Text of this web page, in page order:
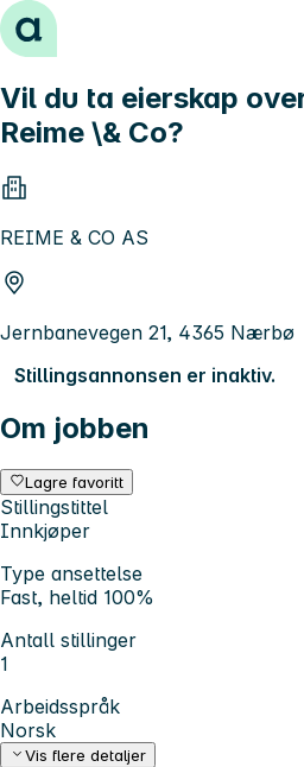
Hopp til innhold
Vil du ta eierskap
Reime \& Co?
REIME & CO AS
Jernbanevegen 21, 4365 Nærbø
Stillingsannonsen er inaktiv.
Om jobben
Lagre favoritt
Stillingstittel
Innkjøper
Type ansettelse
Fast, heltid 100%
Antall stillinger
1
Arbeidsspråk
Norsk
Vis flere detaljer